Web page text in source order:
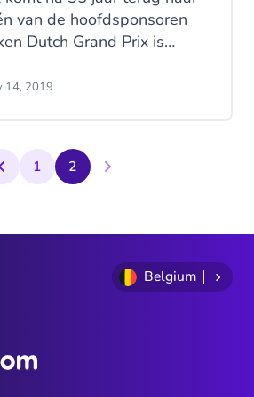
van de hoofdsponsoren
Dutch Grand Prix is
dat is gespecialiseerd
14, 2019
1 2
Belgium